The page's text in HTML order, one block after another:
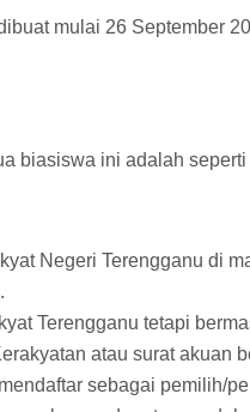
mulai 26 September
biasiswa ini adalah seperti
Negeri Terengganu di
Terengganu tetapi
atau surat akuan
sebagai pemilih/